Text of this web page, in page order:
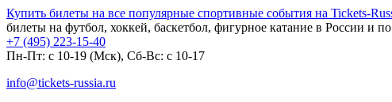
Купить билеты на все популярные спортивные события на Tickets-
билеты на футбол, хоккей, баскетбол, фигурное катание в России и
+7 (495) 223-15-40
Пн-Пт: c 10-19 (Мск), Сб-Вс: с 10-17
info@tickets-russia.ru